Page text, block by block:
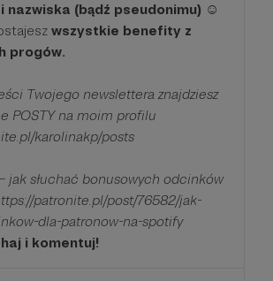
nazwiska (bądź pseudonimu) ☺
wszystkie benefity z
progów.
Twojego newslettera znajdziesz
POSTY na moim profilu
karolinakp/posts
jak słuchać bonusowych odcinków
patronite.pl/post/76582/jak-
dla-patronow-na-spotify
i komentuj!